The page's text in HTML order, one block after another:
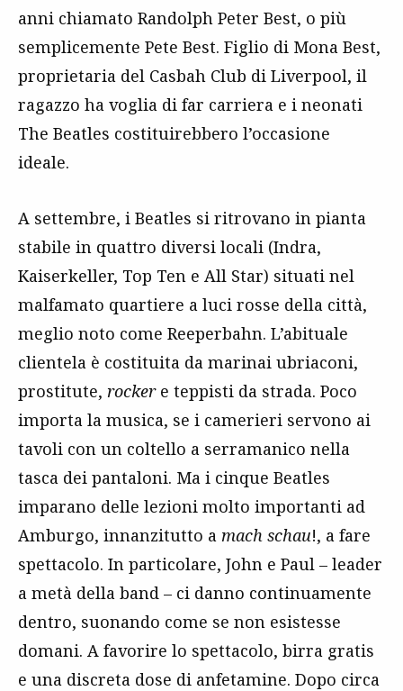
anni chiamato Randolph Peter Best, o più
semplicemente Pete Best. Figlio di Mona Best,
proprietaria del Casbah Club di Liverpool, il
ragazzo ha voglia di far carriera e i neonati
The Beatles costituirebbero l’occasione
ideale.
A settembre, i Beatles si ritrovano in pianta
stabile in quattro diversi locali (Indra,
Kaiserkeller, Top Ten e All Star) situati nel
malfamato quartiere a luci rosse della città,
meglio noto come Reeperbahn. L’abituale
clientela è costituita da marinai ubriaconi,
prostitute, rockere teppisti da strada. Poco
importa la musica, se i camerieri servono ai
tavoli con un coltello a serramanico nella
tasca dei pantaloni. Ma i cinque Beatles
imparano delle lezioni molto importanti ad
Amburgo, innanzitutto a mach schau!, a fare
spettacolo. In particolare, John e Paul – leader
a metà della band – ci danno continuamente
dentro, suonando come se non esistesse
domani. A favorire lo spettacolo, birra gratis
e una discreta dose di anfetamine. Dopo circa